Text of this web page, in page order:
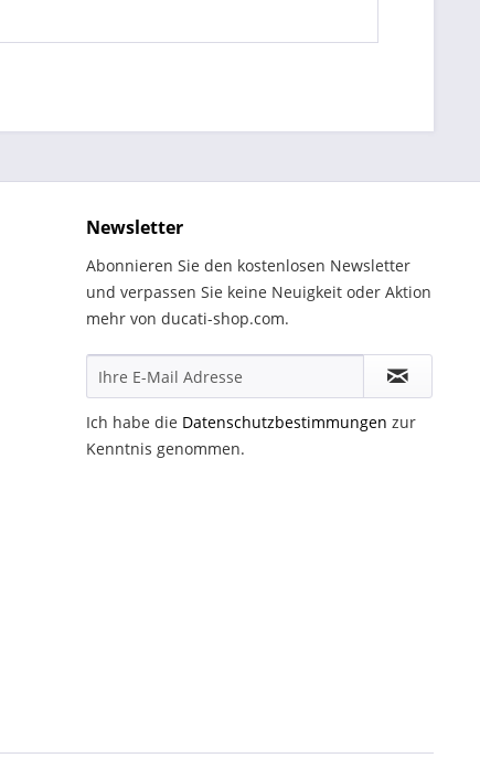
Newsletter
Abonnieren Sie den kostenlosen Newsletter
und verpassen Sie keine Neuigkeit oder Aktion
mehr von ducati-shop.com.
Ich habe die Datenschutzbestimmungen zur
Kenntnis genommen.